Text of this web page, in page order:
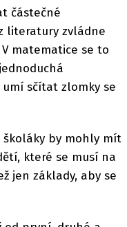
částečné
literatury zvládne
matematice se to
sčítat zlomky se
školáky by mohly mít
které se musí na
jen základy, aby se